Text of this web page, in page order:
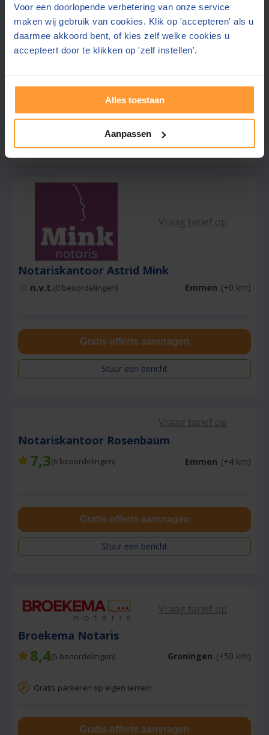
Voor een doorlopende verbetering van onze service
maken wij gebruik van cookies. Klik op 'accepteren' als u
daarmee akkoord bent, of kies zelf welke cookies u
accepteert door te klikken op 'zelf instellen'.
Alles toestaan
Aanpassen
9,1(43beoordelingen) Vriezenveen (+46 km)
Gratis half uur adviesgesprek
Stuur een bericht
Vraag tarief op
Notariskantoor Astrid Mink
n.v.t.(0 beoordelingen) Emmen (+0 km)
Gratis offerte aanvragen
Stuur een bericht
Vraag tarief op
Notariskantoor Rosenbaum
7,3(6 beoordelingen) Emmen (+4 km)
Gratis offerte aanvragen
Stuur een bericht
Vraag tarief op
Broekema Notaris
8,4(5 beoordelingen) Groningen (+50 km)
Gratis parkeren op eigen terrein
Gratis offerte aanvragen